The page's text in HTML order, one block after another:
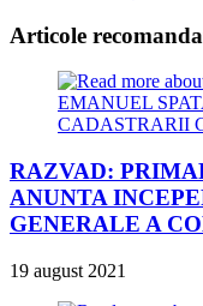
Articole
RAZVAD:
ANUNTA
GENERALE A
19 august 2021